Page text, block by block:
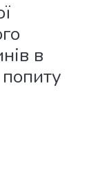
в